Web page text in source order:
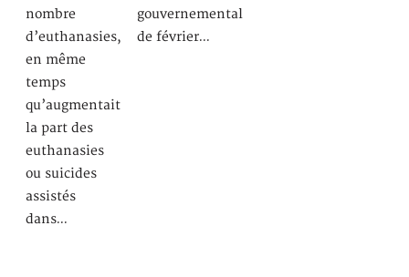
nombre
d’euthanasies,
en même
temps
qu’augmentait
la part des
euthanasies
ou suicides
assistés
dans…
gouvernemental
de février…